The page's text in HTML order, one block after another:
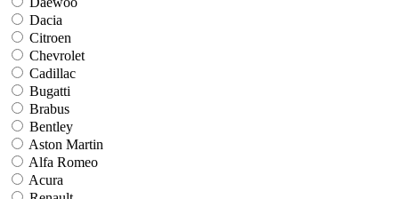
Dacia
Citroen
Chevrolet
Cadillac
Bugatti
Brabus
Bentley
Aston Martin
Alfa Romeo
Acura